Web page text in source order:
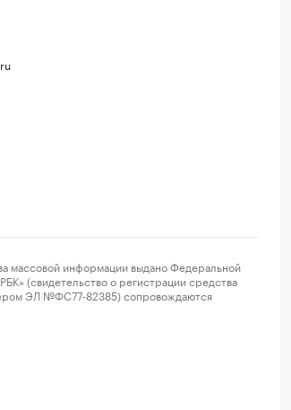
информации выдано Федеральной
(свидетельство о регистрации средства
ЭЛ №ФС77-82385) сопровождаются